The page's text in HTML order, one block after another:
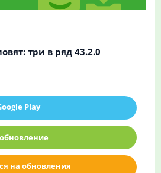
три в ряд 43.2.0
Play
на обновления